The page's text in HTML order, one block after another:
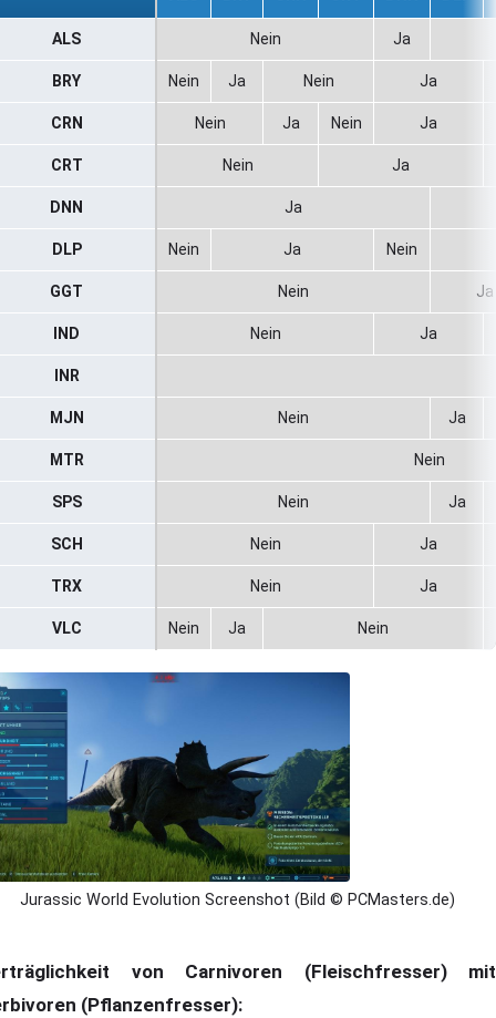
ALS Nein Ja
BRY Nein Ja Nein Ja
CRN Nein Ja Nein Ja
CRT Nein Ja
DNN Ja
DLP Nein Ja Nein
GGT Nein Ja
IND Nein Ja
INR
MJN Nein Ja
MTR Nein
SPS Nein Ja
SCH Nein Ja
TRX Nein Ja
VLC Nein Ja Nein
Jurassic World Evolution Screenshot (Bild © PCMasters.de)
von Carnivoren (Fleischfresser) mit
(Pflanzenfresser):